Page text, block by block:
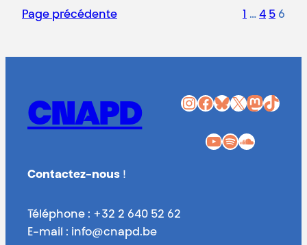
Page précédente 1 … 4 5 6
CNAPD InstagramFacebook Bluesky X Mastodon TikTok
YouTube Spotify SoundCloud
Contactez-nous !
Téléphone : +32 2 640 52 62
E-mail : info@cnapd.be